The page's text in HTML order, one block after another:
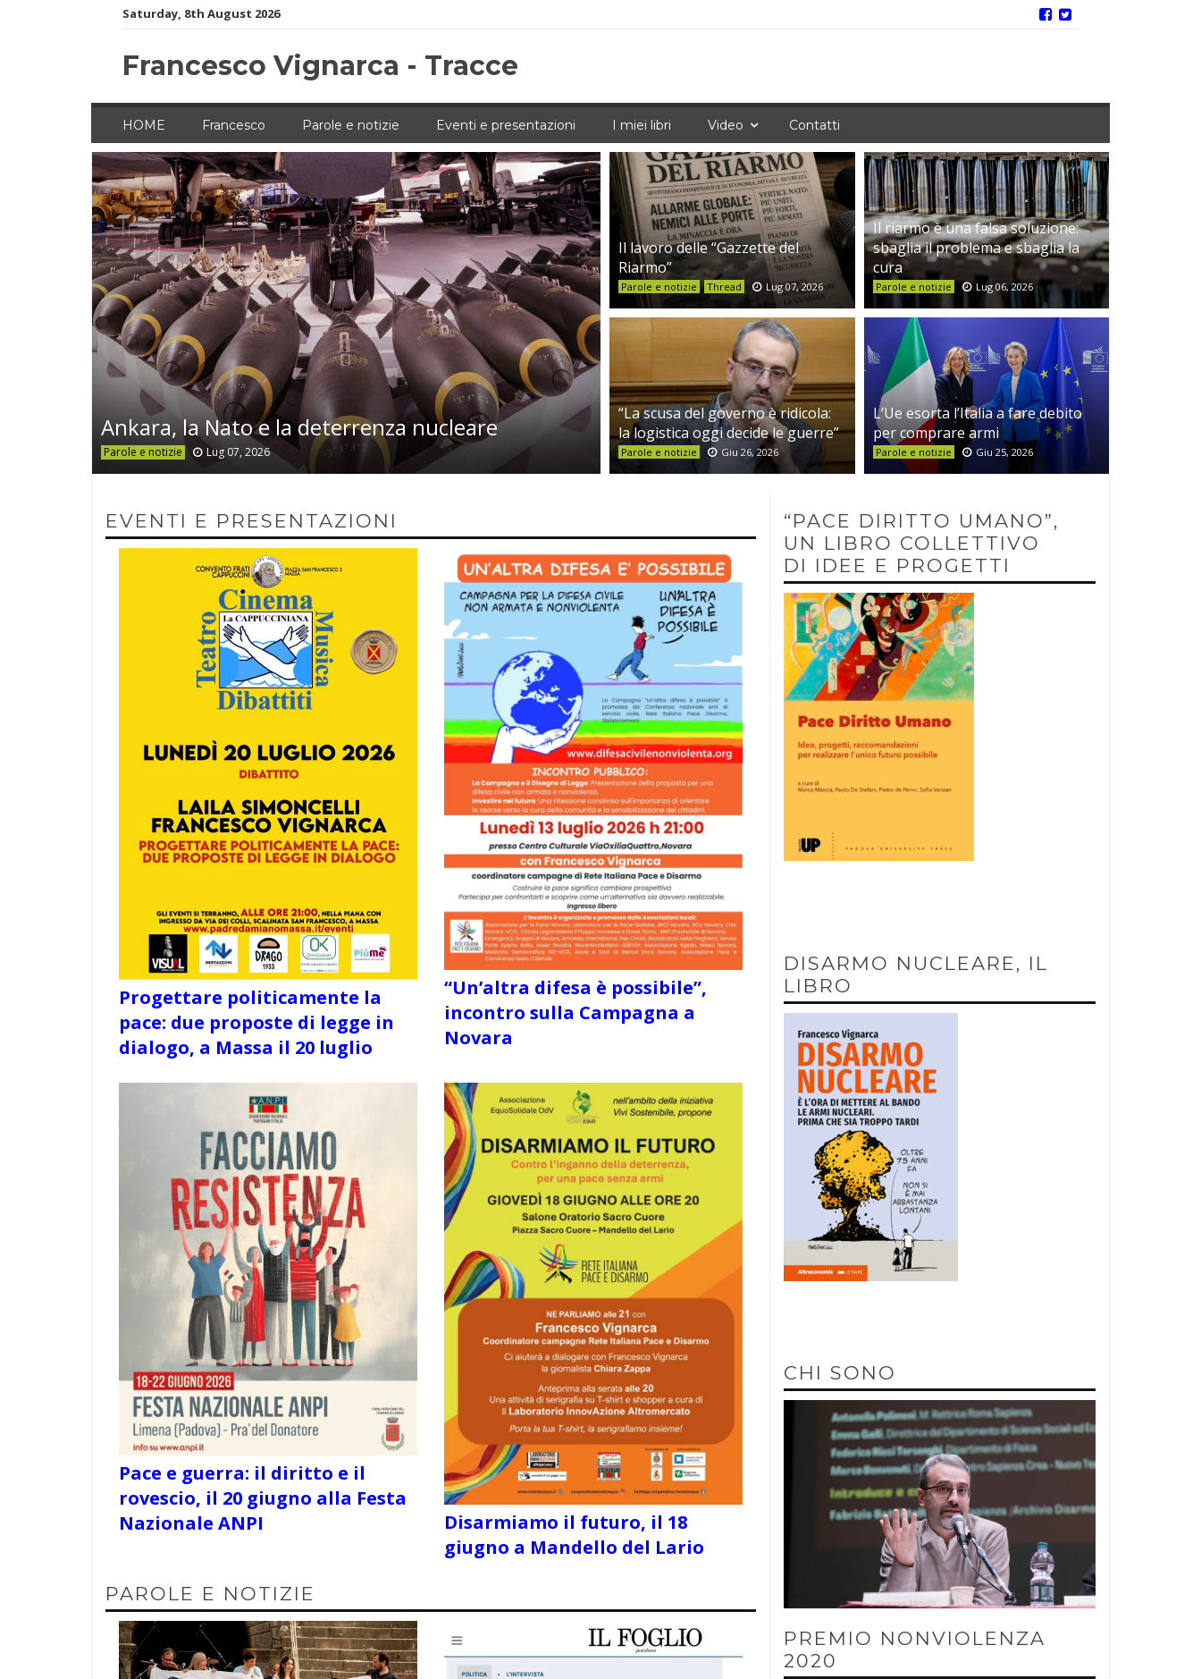
Saturday, 8th August 2026
Francesco Vignarca - Tracce
HOME Francesco Parole e notizie Eventi e presentazioni I miei libri Video Contatti
Ankara, la Nato e la deterrenza nucleare
Parole e notizie Lug 07, 2026
Il lavoro delle “Gazzette del
Riarmo”
Parole e notizie Thread Lug 07, 2026
Il riarmo è una falsa soluzione:
sbaglia il problema e sbaglia la
cura
Parole e notizie Lug 06, 2026
“La scusa del governo è ridicola:
la logistica oggi decide le guerre”
Parole e notizie Giu 26, 2026
L’Ue esorta l’Italia a fare debito
per comprare armi
Parole e notizie Giu 25, 2026
EVENTI E PRESENTAZIONI
Progettare politicamente la
pace: due proposte di legge in
dialogo, a Massa il 20 luglio
“Un’altra difesa è possibile”,
incontro sulla Campagna a
Novara
Pace e guerra: il diritto e il
rovescio, il 20 giugno alla Festa
Nazionale ANPI
Disarmiamo il futuro, il 18
giugno a Mandello del Lario
PAROLE E NOTIZIE
“PACE DIRITTO UMANO”,
UN LIBRO COLLETTIVO
DI IDEE E PROGETTI
DISARMO NUCLEARE, IL
LIBRO
CHI SONO
PREMIO NONVIOLENZA
2020